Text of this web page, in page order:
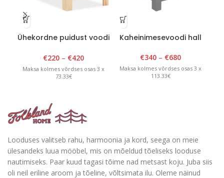
Ühekordne puidust voodi
€220 – €420
Maksa kolmes võrdses osas 3 x
73.33€
Kaheinimesevoodi hall
€340 – €680
Maksa kolmes võrdses osas 3 x
113.33€
Looduses valitseb rahu, harmoonia ja kord, seega on meie
ülesandeks luua mööbel, mis on mõeldud tõeliseks looduse
nautimiseks. Paar kuud tagasi tõime nad metsast koju. Juba siis
oli neil eriline aroom ja tõeline, võltsimata ilu. Oleme näinud